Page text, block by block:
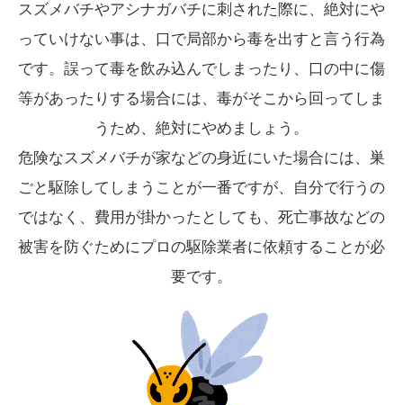
スズメバチやアシナガバチに刺された際に、絶対にや
っていけない事は、口で局部から毒を出すと言う行為
です。誤って毒を飲み込んでしまったり、口の中に傷
等があったりする場合には、毒がそこから回ってしま
うため、絶対にやめましょう。
危険なスズメバチが家などの身近にいた場合には、巣
ごと駆除してしまうことが一番ですが、自分で行うの
ではなく、費用が掛かったとしても、死亡事故などの
被害を防ぐためにプロの駆除業者に依頼することが必
要です。